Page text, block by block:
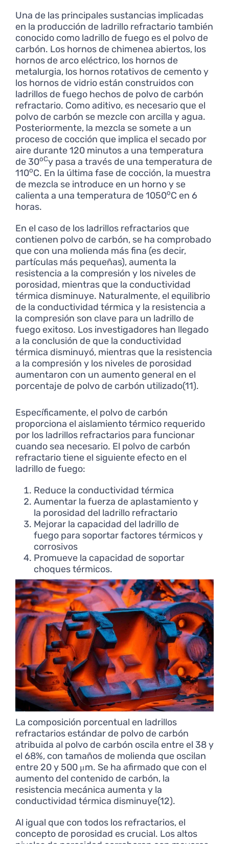
Una de las principales sustancias implicadas
en la producción de ladrillo refractario también
conocido como ladrillo de fuego es el polvo de
carbón. Los hornos de chimenea abiertos, los
hornos de arco eléctrico, los hornos de
metalurgia, los hornos rotativos de cemento y
los hornos de vidrio están construidos con
ladrillos de fuego hechos de polvo de carbón
refractario. Como aditivo, es necesario que el
polvo de carbón se mezcle con arcilla y agua.
Posteriormente, la mezcla se somete a un
proceso de cocción que implica el secado por
aire durante 120 minutos a una temperatura
de 30oCy pasa a través de una temperatura de
110oC. En la última fase de cocción, la muestra
de mezcla se introduce en un horno y se
calienta a una temperatura de 1050oC en 6
horas.
En el caso de los ladrillos refractarios que
contienen polvo de carbón, se ha comprobado
que con una molienda más fina (es decir,
partículas más pequeñas), aumenta la
resistencia a la compresión y los niveles de
porosidad, mientras que la conductividad
térmica disminuye. Naturalmente, el equilibrio
de la conductividad térmica y la resistencia a
la compresión son clave para un ladrillo de
fuego exitoso. Los investigadores han llegado
a la conclusión de que la conductividad
térmica disminuyó, mientras que la resistencia
a la compresión y los niveles de porosidad
aumentaron con un aumento general en el
porcentaje de polvo de carbón utilizado(11).
Específicamente, el polvo de carbón
proporciona el aislamiento térmico requerido
por los ladrillos refractarios para funcionar
cuando sea necesario. El polvo de carbón
refractario tiene el siguiente efecto en el
ladrillo de fuego:
Reduce la conductividad térmica
Aumentar la fuerza de aplastamiento y
la porosidad del ladrillo refractario
Mejorar la capacidad del ladrillo de
fuego para soportar factores térmicos y
corrosivos
Promueve la capacidad de soportar
choques térmicos.
La composición porcentual en ladrillos
refractarios estándar de polvo de carbón
atribuida al polvo de carbón oscila entre el 38 y
el 68%, con tamaños de molienda que oscilan
entre 20 y 500 μm. Se ha afirmado que con el
aumento del contenido de carbón, la
resistencia mecánica aumenta y la
conductividad térmica disminuye(12).
Al igual que con todos los refractarios, el
concepto de porosidad es crucial. Los altos